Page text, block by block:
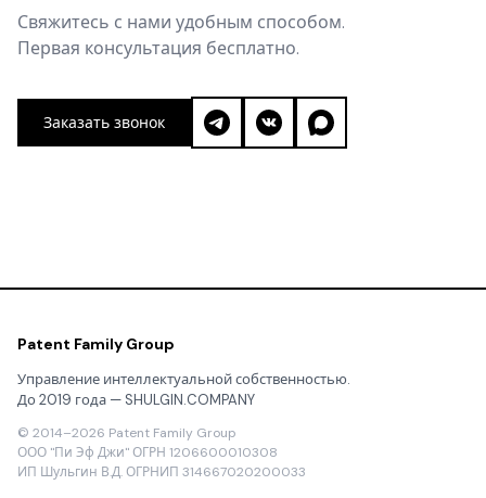
Свяжитесь с нами удобным способом.
Первая консультация бесплатно.
Заказать звонок
Patent Family Group
Управление интеллектуальной собственностью.
До 2019 года — SHULGIN.COMPANY
© 2014–2026 Patent Family Group
ООО "Пи Эф Джи" ОГРН 1206600010308
ИП Шульгин В.Д. ОГРНИП 314667020200033